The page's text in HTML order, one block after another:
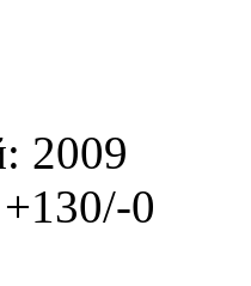
2009
0